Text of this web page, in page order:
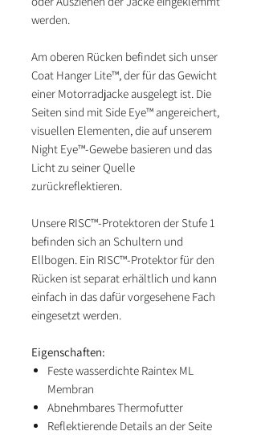
werden.
Am oberen Rücken befindet sich unser
Coat Hanger Lite™, der für das Gewicht
einer Motorradjacke ausgelegt ist. Die
Seiten sind mit Side Eye™ angereichert,
visuellen Elementen, die auf unserem
Night Eye™-Gewebe basieren und das
Licht zu seiner Quelle
zurückreflektieren.
Unsere RISC™-Protektoren der Stufe 1
befinden sich an Schultern und
Ellbogen. Ein RISC™-Protektor für den
Rücken ist separat erhältlich und kann
einfach in das dafür vorgesehene Fach
eingesetzt werden.
Eigenschaften:
Feste wasserdichte Raintex ML
Membran
Abnehmbares Thermofutter
Reflektierende Details an der Seite